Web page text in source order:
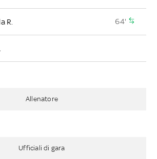
R. 64'
Allenatore
Ufficiali di gara